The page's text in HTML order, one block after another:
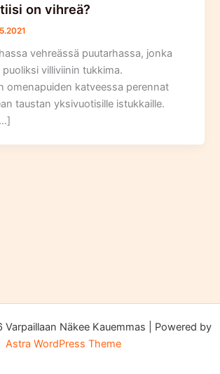
on vihreä?
vehreässä puutarhassa, jonka
villiviinin tukkima.
omenapuiden katveessa perennat
taustan yksivuotisille istukkaille.
Näkee Kauemmas | Powered by
Astra WordPress Theme